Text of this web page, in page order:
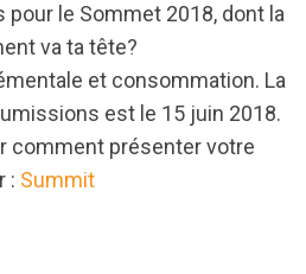
le Sommet 2018, dont la
va ta tête?
et consommation. La
est le 15 juin 2018.
comment présenter votre
: Summit